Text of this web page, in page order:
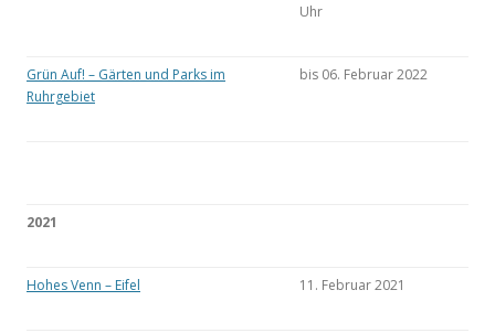
Uhr
Grün Auf! – Gärten und Parks im
Ruhrgebiet
bis 06. Februar 2022
2021
Hohes Venn – Eifel 11. Februar 2021